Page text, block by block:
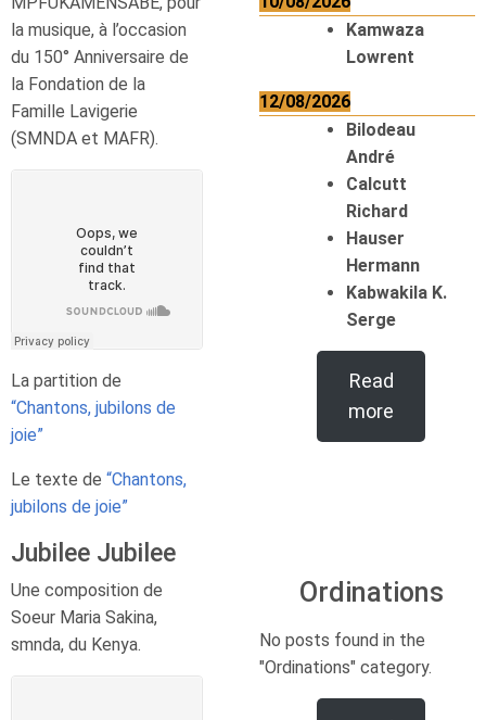
la musique, à l’occasion
du 150° Anniversaire de
la Fondation de la
Famille Lavigerie
(SMNDA et MAFR).
La partition de
“Chantons, jubilons de
joie”
Le texte de “Chantons,
jubilons de joie”
Jubilee Jubilee
Une composition de
Soeur Maria Sakina,
smnda, du Kenya.
Kamwaza
Lowrent
12/08/2026
Bilodeau
André
Calcutt
Richard
Hauser
Hermann
Kabwakila K.
Serge
Read
more
Ordinations
No posts found in the
"Ordinations" category.